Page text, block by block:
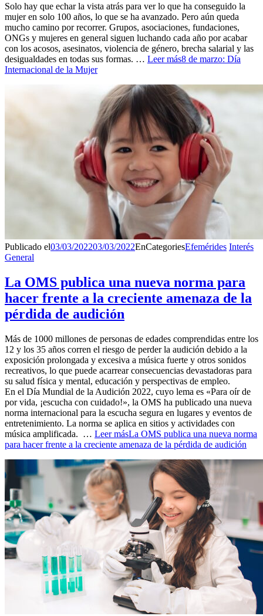
Solo hay que echar la vista atrás para ver lo que ha conseguido la
mujer en solo 100 años, lo que se ha avanzado. Pero aún queda
mucho camino por recorrer. Grupos, asociaciones, fundaciones,
ONGs y mujeres en general siguen luchando cada año por acabar
con los acosos, asesinatos, violencia de género, brecha salarial y las
desigualdades en todas sus formas. … Leer más8 de marzo: Día
Internacional de la Mujer
Publicado el03/03/202203/03/2022EnCategoriesEfemérides Interés
General
La OMS publica una nueva norma para
hacer frente a la creciente amenaza de la
pérdida de audición
Más de 1000 millones de personas de edades comprendidas entre los
12 y los 35 años corren el riesgo de perder la audición debido a la
exposición prolongada y excesiva a música fuerte y otros sonidos
recreativos, lo que puede acarrear consecuencias devastadoras para
su salud física y mental, educación y perspectivas de empleo.
En el Día Mundial de la Audición 2022, cuyo lema es «Para oír de
por vida, ¡escucha con cuidado!», la OMS ha publicado una nueva
norma internacional para la escucha segura en lugares y eventos de
entretenimiento. La norma se aplica en sitios y actividades con
música amplificada. … Leer másLa OMS publica una nueva norma
para hacer frente a la creciente amenaza de la pérdida de audición